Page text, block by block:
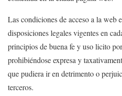
Las condiciones de acceso a la web
disposiciones legales vigentes en
principios de buena fe y uso licito
prohibiéndose expresa y
que pudiera ir en detrimento o
terceros.